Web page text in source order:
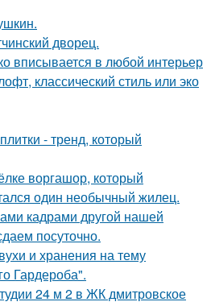
дворец.
вписывается в любой интерьер
классический стиль или эко
- тренд, который
воргашор, который
один необычный жилец.
кадрами другой нашей
посуточно.
и хранения на тему
Гардероба".
24 м 2 в ЖК дмитровское